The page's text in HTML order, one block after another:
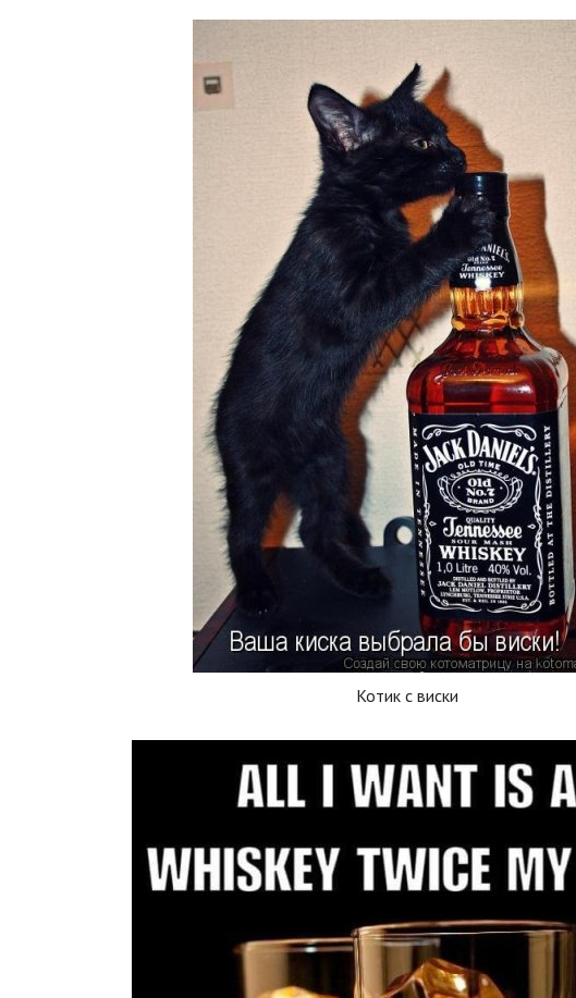
Котик с виски